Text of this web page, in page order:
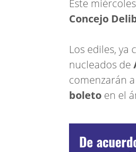
Este
Concejo
Los ediles,
nucleados de
comenzarán
boleto en el
De